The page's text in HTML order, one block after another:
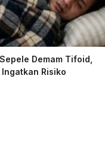
Demam Tifoid,
Risiko